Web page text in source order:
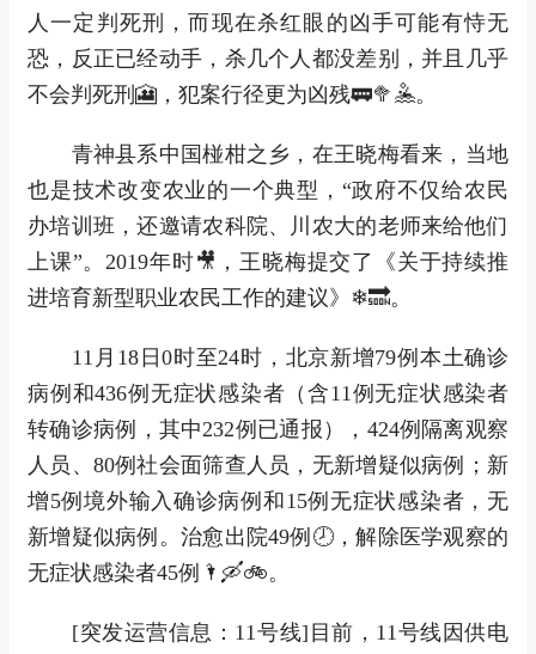
人一定判死刑，而现在杀红眼的凶手可能有恃无
恐，反正已经动手，杀几个人都没差别，并且几乎
不会判死刑🎦，犯案行径更为凶残🚃🥦🤽。
青神县系中国椪柑之乡，在王晓梅看来，当地
也是技术改变农业的一个典型，“政府不仅给农民
办培训班，还邀请农科院、川农大的老师来给他们
上课”。2019年时🎥，王晓梅提交了《关于持续推
进培育新型职业农民工作的建议》❄🔜。
11月18日0时至24时，北京新增79例本土确诊
病例和436例无症状感染者（含11例无症状感染者
转确诊病例，其中232例已通报），424例隔离观察
人员、80例社会面筛查人员，无新增疑似病例；新
增5例境外输入确诊病例和15例无症状感染者，无
新增疑似病例。治愈出院49例🕗，解除医学观察的
无症状感染者45例🌂🛶🚲。
[突发运营信息：11号线]目前，11号线因供电